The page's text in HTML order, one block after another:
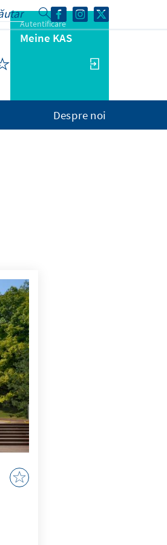
Autentificare
Meine KAS
Despre noi